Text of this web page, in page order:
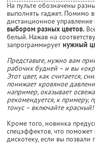
На пульте обозначены
выполнять гаджет. Помимо
дистанционное управление
выбором разных цветов.
белый. Нажав на
запрограммирует нужный
Представьте, нужно вам
рабочих будней – и вы
Этот цвет, как считается,
понижает кровяное
например, оказывает
рекомендуется, к примеру,
тонус – включайте красный!
Кроме того, новинка
спецэффектов, что
дискотеку, если вы позвали